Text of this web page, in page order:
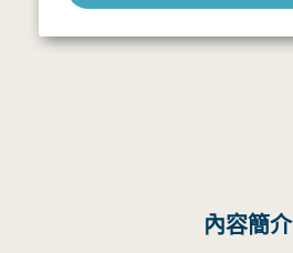
內容簡介